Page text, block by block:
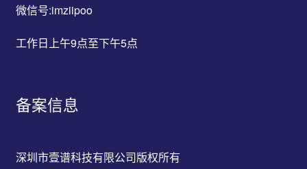
微信号:imziipoo
工作日上午9点至下午5点
备案信息
深圳市壹谱科技有限公司版权所有